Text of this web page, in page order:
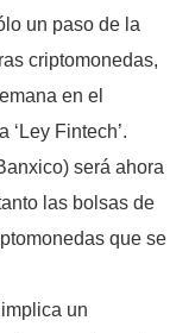
un paso de la
criptomonedas,
en el
Fintech’.
será ahora
las bolsas de
que se
un